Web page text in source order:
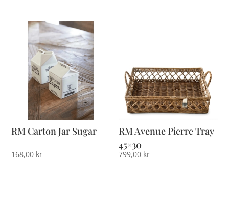
RM Carton Jar Sugar
168,00 kr
RM Avenue Pierre Tray
45×30
799,00 kr